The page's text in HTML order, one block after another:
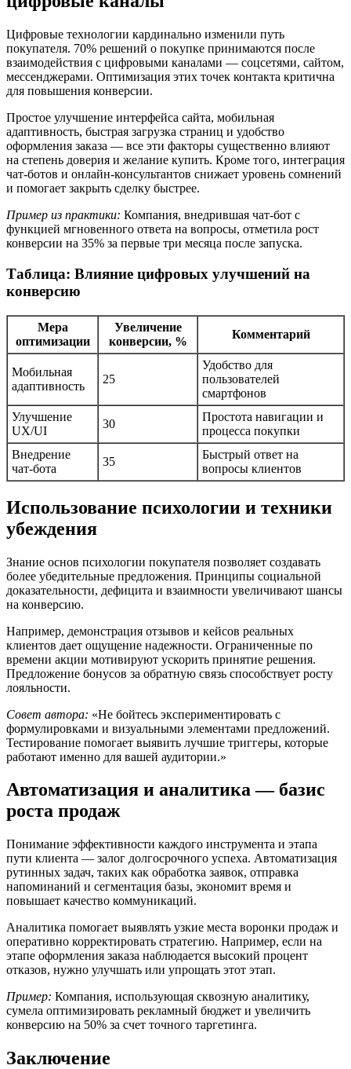
Цифровые технологии кардинально изменили путь
покупателя. 70% решений о покупке принимаются после
взаимодействия с цифровыми каналами — соцсетями, сайтом,
мессенджерами. Оптимизация этих точек контакта критична
для повышения конверсии.
Простое улучшение интерфейса сайта, мобильная
адаптивность, быстрая загрузка страниц и удобство
оформления заказа — все эти факторы существенно влияют
на степень доверия и желание купить. Кроме того, интеграция
чат-ботов и онлайн-консультантов снижает уровень сомнений
и помогает закрыть сделку быстрее.
Пример из практики: Компания, внедрившая чат-бот с
функцией мгновенного ответa на вопросы, отметила рост
конверсии на 35% за первые три месяца после запуска.
Таблица: Влияние цифровых улучшений на
конверсию
Мера
оптимизации
Увеличение
конверсии, %
Комментарий
Мобильная
адаптивность
25
Удобство для
пользователей
смартфонов
Улучшение
UX/UI
30
Простота навигации и
процесса покупки
Внедрение
чат-бота
35
Быстрый ответ на
вопросы клиентов
Использование психологии и техники
убеждения
Знание основ психологии покупателя позволяет создавать
более убедительные предложения. Принципы социальной
доказательности, дефицита и взаимности увеличивают шансы
на конверсию.
Например, демонстрация отзывов и кейсов реальных
клиентов дает ощущение надежности. Ограниченные по
времени акции мотивируют ускорить принятие решения.
Предложение бонусов за обратную связь способствует росту
лояльности.
Совет автора: «Не бойтесь экспериментировать с
формулировками и визуальными элементами предложений.
Тестирование помогает выявить лучшие триггеры, которые
работают именно для вашей аудитории.»
Автоматизация и аналитика — базис
роста продаж
Понимание эффективности каждого инструмента и этапа
пути клиента — залог долгосрочного успеха. Автоматизация
рутинных задач, таких как обработка заявок, отправка
напоминаний и сегментация базы, экономит время и
повышает качество коммуникаций.
Аналитика помогает выявлять узкие места воронки продаж и
оперативно корректировать стратегию. Например, если на
этапе оформления заказа наблюдается высокий процент
отказов, нужно улучшать или упрощать этот этап.
Пример: Компания, использующая сквозную аналитику,
сумела оптимизировать рекламный бюджет и увеличить
конверсию на 50% за счет точного таргетинга.
Заключение